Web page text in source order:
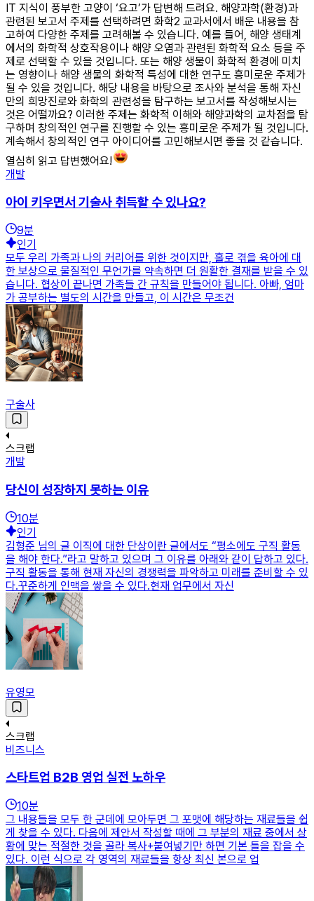
IT 지식이 풍부한 고양이 ‘요고’가 답변해 드려요. 해양과학(환경)과
관련된 보고서 주제를 선택하려면 화학2 교과서에서 배운 내용을 참
고하여 다양한 주제를 고려해볼 수 있습니다. 예를 들어, 해양 생태계
에서의 화학적 상호작용이나 해양 오염과 관련된 화학적 요소 등을 주
제로 선택할 수 있을 것입니다. 또는 해양 생물이 화학적 환경에 미치
는 영향이나 해양 생물의 화학적 특성에 대한 연구도 흥미로운 주제가
될 수 있을 것입니다. 해당 내용을 바탕으로 조사와 분석을 통해 자신
만의 희망진로와 화학의 관련성을 탐구하는 보고서를 작성해보시는
것은 어떨까요? 이러한 주제는 화학적 이해와 해양과학의 교차점을 탐
구하며 창의적인 연구를 진행할 수 있는 흥미로운 주제가 될 것입니다.
계속해서 창의적인 연구 아이디어를 고민해보시면 좋을 것 같습니다.
열심히 읽고 답변했어요!
개발
아이 키우면서 기술사 취득할 수 있나요?
9분
인기
모두 우리 가족과 나의 커리어를 위한 것이지만, 홀로 겪을 육아에 대
한 보상으로 물질적인 무언가를 약속하면 더 원활한 결재를 받을 수 있
습니다. 협상이 끝나면 가족들 간 규칙을 만들어야 됩니다. 아빠, 엄마
가 공부하는 별도의 시간을 만들고, 이 시간은 무조건
구술사
스크랩
개발
당신이 성장하지 못하는 이유
10분
인기
김형준 님의 글 이직에 대한 단상이란 글에서도 “평소에도 구직 활동
을 해야 한다.”라고 말하고 있으며 그 이유를 아래와 같이 답하고 있다.
구직 활동을 통해 현재 자신의 경쟁력을 파악하고 미래를 준비할 수 있
다.꾸준하게 인맥을 쌓을 수 있다.현재 업무에서 자신
유영모
스크랩
비즈니스
스타트업 B2B 영업 실전 노하우
10분
그 내용들을 모두 한 군데에 모아두면 그 포맷에 해당하는 재료들을 쉽
게 찾을 수 있다. 다음에 제안서 작성할 때에 그 부분의 재료 중에서 상
황에 맞는 적절한 것을 골라 복사+붙여넣기만 하면 기본 틀을 잡을 수
있다. 이런 식으로 각 영역의 재료들을 항상 최신 본으로 업